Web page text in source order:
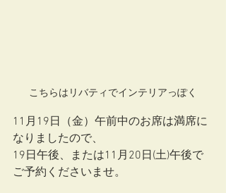
こちらはリバティでインテリアっぽく
11月19日（金）午前中のお席は満席に
なりましたので、
19日午後、または11月20日(土)午後で
ご予約くださいませ。